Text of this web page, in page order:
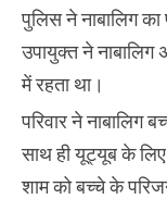
पुलिस ने नाबालिग
उपायुक्त ने
में रहता था।
परिवार ने नाबालिग
साथ ही यूट्यूब के लिए
शाम को बच्चे के